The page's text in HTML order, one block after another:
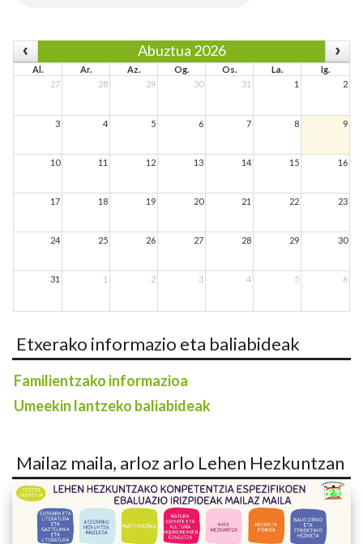
Abuztua 2026
Al. Ar. Az. Og. Os. La.
Ig.
27
28 29 30 31 1 2
3 4 5 6 7 8 9
10 11 12 13 14 15 16
17 18 19 20 21 22 23
24 25 26 27 28 29 30
31 1 2 3 4 5 6
Etxerako informazio eta baliabideak
Familientzako informazioa
Umeekin lantzeko baliabideak
Mailaz maila, arloz arlo Lehen Hezkuntzan